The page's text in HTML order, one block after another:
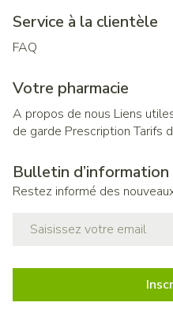
Service à la clientèle
FAQ
Votre pharmacie
A propos de nous Liens
de garde Prescription Tarifs
Bulletin d’information
Restez informé des